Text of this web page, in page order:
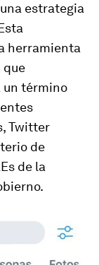
estrategia
herramienta
que
un término
Twitter
de
de la